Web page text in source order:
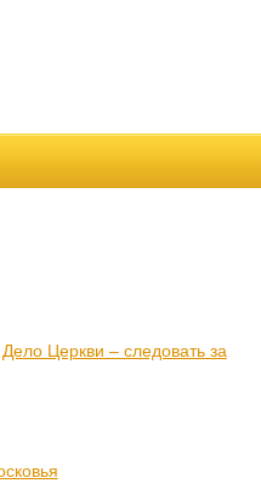
Церкви – следовать за